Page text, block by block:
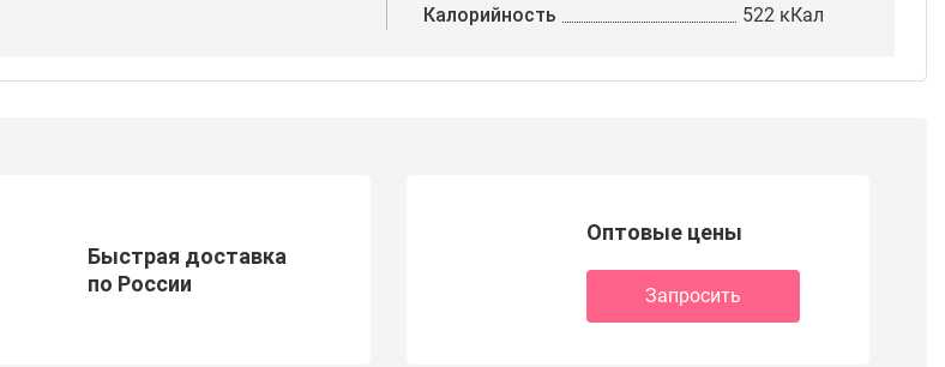
Калорийность
522 кКал
Быстрая доставка
по России
Оптовые цены
Запросить